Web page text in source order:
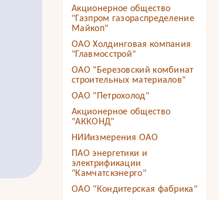
Акционерное общество
"Газпром газораспределение
Майкоп"
ОАО Холдинговая компания
"Главмосстрой"
ОАО "Березовский комбинат
строительных материалов"
ОАО "Петрохолод"
Акционерное общество
"АККОНД"
НИИизмерения ОАО
ПАО энергетики и
электрификации
"Камчатскэнерго"
ОАО "Кондитерская фабрика"